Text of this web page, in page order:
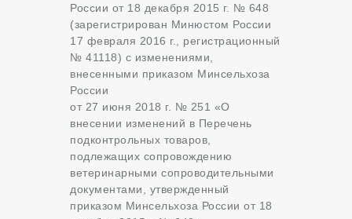
России от 18 декабря 2015 г. № 648
(зарегистрирован Минюстом России
17 февраля 2016 г., регистрационный
№ 41118) с изменениями,
внесенными приказом Минсельхоза
России
от 27 июня 2018 г. № 251 «О
внесении изменений в Перечень
подконтрольных товаров,
подлежащих сопровождению
ветеринарными сопроводительными
документами, утвержденный
приказом Минсельхоза России от 18